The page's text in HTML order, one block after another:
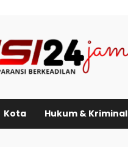
Kota Hukum & Kriminal